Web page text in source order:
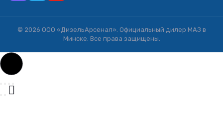
© 2026 ООО «ДизельАрсенал». Официальный дилер МАЗ в
Минске. Все права защищены.